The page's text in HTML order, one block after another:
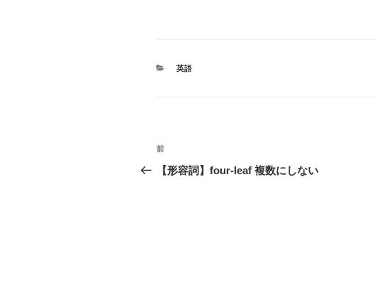
カ
英語
投
稿
前
の
前
【形容詞】four-leaf 複数にしない